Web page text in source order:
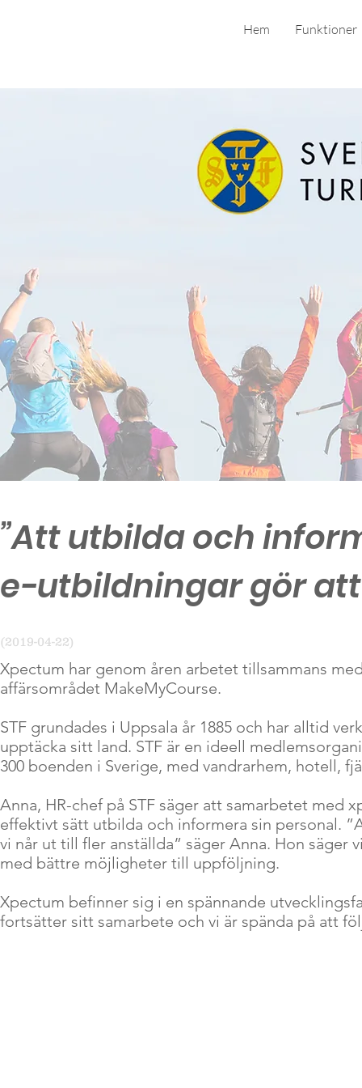
Hem Funktioner
”Att utbilda och
e-utbildningar gör
(2019-04-22)
Xpectum har genom åren arbetet tillsammans
affärsområdet MakeMyCourse.
STF grundades i Uppsala år 1885 och har alltid
upptäcka sitt land. STF är en ideell
300 boenden i Sverige, med vandrarhem, hotell,
Anna, HR-chef på STF säger att samarbetet
effektivt sätt utbilda och informera sin personal.
vi når ut till fler anställda” säger Anna. Hon
med bättre möjligheter till uppföljning.
Xpectum befinner sig i en spännande
fortsätter sitt samarbete och vi är spända på att